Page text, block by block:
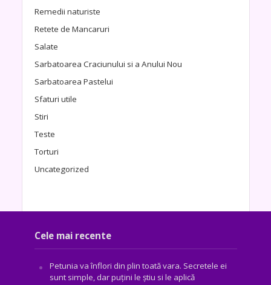
Remedii naturiste
Retete de Mancaruri
Salate
Sarbatoarea Craciunului si a Anului Nou
Sarbatoarea Pastelui
Sfaturi utile
Stiri
Teste
Torturi
Uncategorized
Cele mai recente
Petunia va înflori din plin toată vara. Secretele ei
sunt simple, dar puțini le știu si le aplică